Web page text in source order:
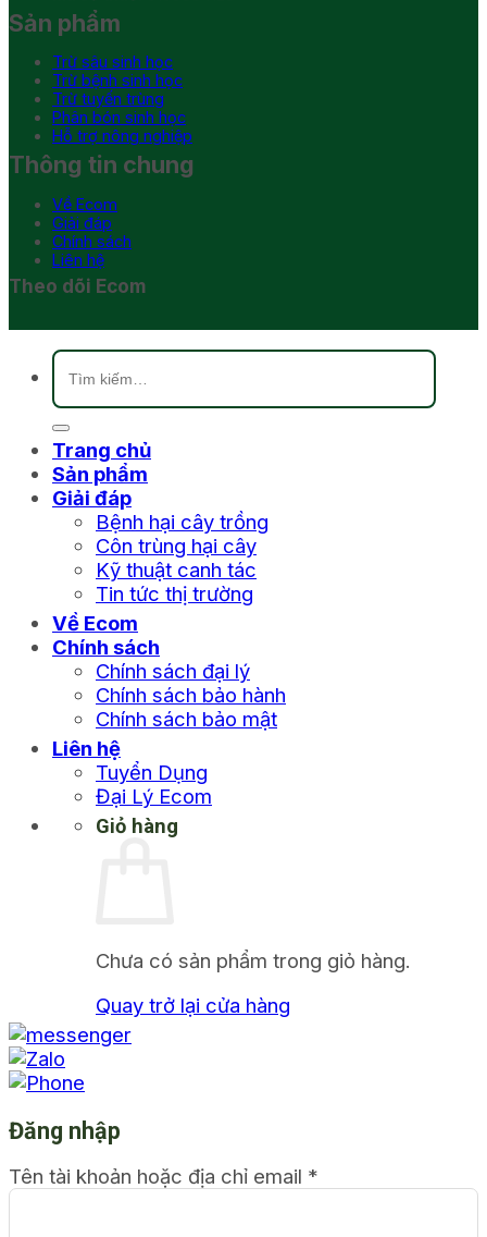
Sản phẩm
Trừ sâu sinh học
Trừ bệnh sinh học
Trừ tuyến trùng
Phân bón sinh học
Hỗ trợ nông nghiệp
Thông tin chung
Về Ecom
Giải đáp
Chính sách
Liên hệ
Theo dõi Ecom
Tìm
kiếm:
Trang chủ
Sản phẩm
Giải đáp
Bệnh hại cây trồng
Côn trùng hại cây
Kỹ thuật canh tác
Tin tức thị trường
Về Ecom
Chính sách
Chính sách đại lý
Chính sách bảo hành
Chính sách bảo mật
Liên hệ
Tuyển Dụng
Đại Lý Ecom
Giỏ hàng
Chưa có sản phẩm trong giỏ hàng.
Quay trở lại cửa hàng
Đăng nhập
Tên tài khoản hoặc địa chỉ email *